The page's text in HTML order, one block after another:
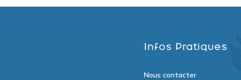
Infos Pratiques
Nous contacter